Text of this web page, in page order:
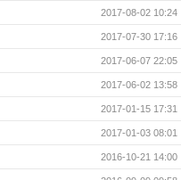
2017-08-02 10:24
2017-07-30 17:16
2017-06-07 22:05
2017-06-02 13:58
2017-01-15 17:31
2017-01-03 08:01
2016-10-21 14:00